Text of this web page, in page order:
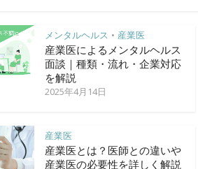
メンタルヘルス • 産業医
産業医によるメンタルヘルス
面談｜種類・流れ・企業対応
を解説
2025年4月14日
産業医
産業医とは？医師との違いや
産業医の必要性を詳しく解説